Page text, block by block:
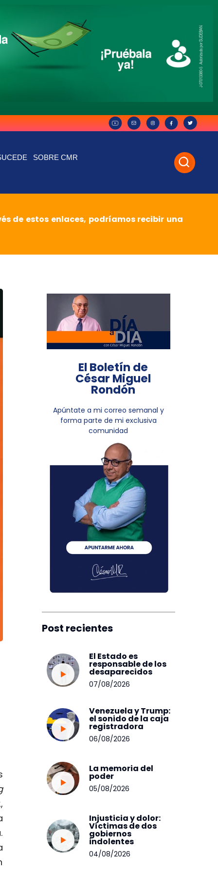
SOBRE CMR
de estos enlaces, podríamos recibir una
El Boletín de
César Miguel
Rondón
Apúntate a mi correo semanal y
forma parte de mi exclusiva
comunidad
Post recientes
El Estado es
responsable de los
desaparecidos
07/08/2026
Venezuela y Trump:
el sonido de la caja
registradora
06/08/2026
La memoria del
poder
05/08/2026
Injusticia y dolor:
Víctimas de dos
gobiernos
indolentes
04/08/2026